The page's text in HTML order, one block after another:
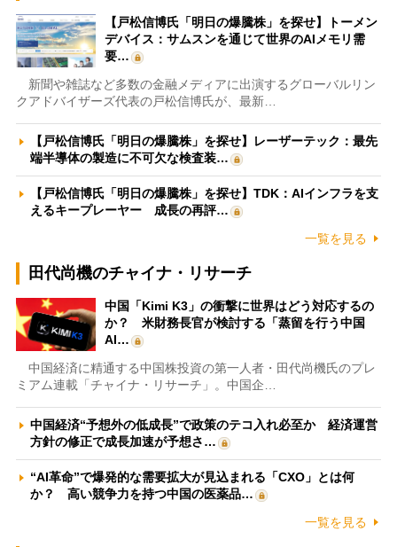
【戸松信博氏「明日の爆騰株」を探せ】トーメン
デバイス：サムスンを通じて世界のAIメモリ需
要…
新聞や雑誌など多数の金融メディアに出演するグローバルリン
クアドバイザーズ代表の戸松信博氏が、最新…
【戸松信博氏「明日の爆騰株」を探せ】レーザーテック：最先
端半導体の製造に不可欠な検査装…
【戸松信博氏「明日の爆騰株」を探せ】TDK：AIインフラを支
えるキープレーヤー 成長の再評…
一覧を見る
田代尚機のチャイナ・リサーチ
中国「Kimi K3」の衝撃に世界はどう対応するの
か？ 米財務長官が検討する「蒸留を行う中国
AI…
中国経済に精通する中国株投資の第一人者・田代尚機氏のプレ
ミアム連載「チャイナ・リサーチ」。中国企…
中国経済“予想外の低成長”で政策のテコ入れ必至か 経済運営
方針の修正で成長加速が予想さ…
“AI革命”で爆発的な需要拡大が見込まれる「CXO」とは何
か？ 高い競争力を持つ中国の医薬品…
一覧を見る